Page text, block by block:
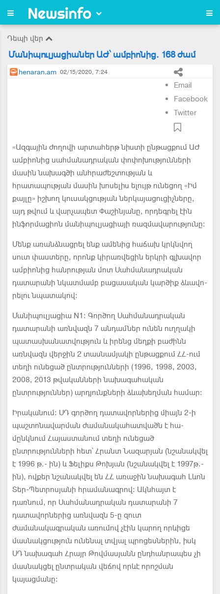
Դեպի վեր
Մանիպուլյացիաներ ԱԺ՝ ամբիոնից. 168 ժամ
henaran.am 02/15/2020, 7:24
Email
Facebook
Twitter
«Ազգային ժողովի արտահերթ նիստի ընթացքում ԱԺ
ամբիո­նից սահմանադրական փոփոխու­թյունների
մասին նախագծի անհ­րաժեշտության և
հրատապության մասին խոսելիս ելույթ ունեցող «Իմ
քայլը» իշխող կուսակցության ներ­կայացուցիչները,
այդ թվում և վար­չապետ Փաշինյանը, որդեգրել էին
ինֆորմացիոն մանիպուլյացիայի ռազմավարությունը:
Մենք առանձնացրել ենք ամենից հաճախ կրկնվող
սուտ փաստերը, որոնք կիրառվեցին երկրի գլխավոր
ամբիոնից հանրության մոտ Սահ­մանադրական
դատարանի նկատ­մամբ բացասական կարծիք ձևավո­
րելու նպատակով:
Մանիպուլյացիա N1: Գործող Սահմանադրական
դատարանի առնվազն 7 անդամներ ունեն ուղ­ղակի
պատասխանատվություն և իրենց մեղքի բաժինն
առնվազն վերջին 2 տասնամյակի ընթացքում ՀՀ-ում
տեղի ունեցած ընտրություն­ների (1996, 1998, 2003,
2008, 2013 թվականների նախագահական
ընտրություններ) արդյունքների ձևախեղման համար:
Իրականում: ՍԴ գործող դատա­վորներից միայն 2-ի
պաշտոնավար­ման ժամանակահատվածն է հա­
մընկնում Հայաստանում տեղի ունե­ցած
ընտրությունների հետ՝ Հրանտ Նազարյան (նշանակվել
է 1996 թ.- ին) և Ֆելիքս Թոխյան (նշանակվել է 1997թ.-
ին), ովքեր նշանակվել են ՀՀ առաջին նախագահ Լևոն
Տեր-Պետրոսյանի հրամանագրով: Ակնհայտ է
դառնում, որ Սահմանադրական դա­տարանի 7
դատավորներից առն­վազն 5-ը զուտ
ժամանակագրական առումով չէին կարող որևիցե
մաս­նակցություն ունենալ տվյալ պրո­ցեսներին, իսկ
ՍԴ նախագահ Հրայր Թովմասյանն ընդհանրապես չի
մասնակցել ընտրական վեճով որևէ որոշման
կայացմանը: